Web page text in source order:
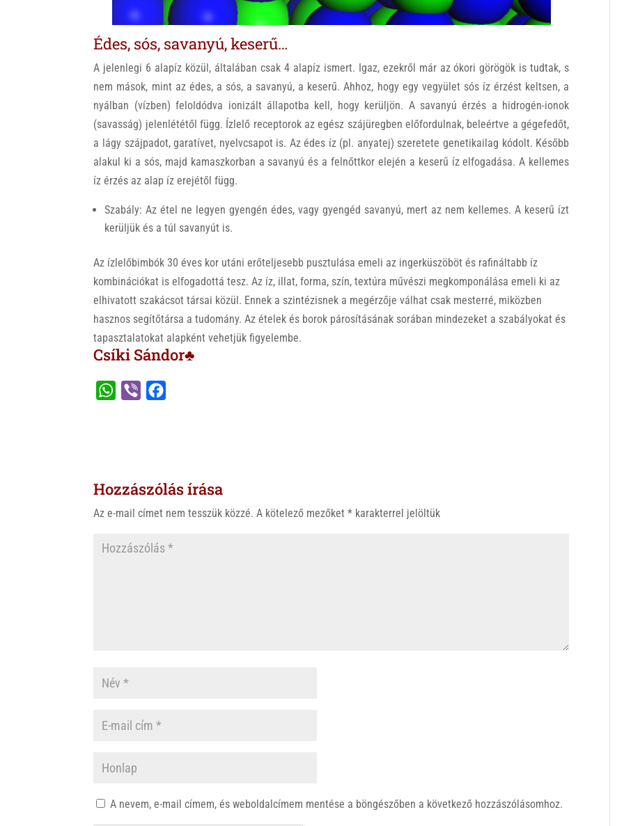
Édes, sós, savanyú, keserű…
A jelenlegi 6 alapíz közül, általában csak 4 alapíz ismert. Igaz, ezekről már az ókori görögök is tudtak, s
nem mások, mint az édes, a sós, a savanyú, a keserű. Ahhoz, hogy egy vegyület sós íz érzést keltsen, a
nyálban (vízben) feloldódva ionizált állapotba kell, hogy kerüljön. A savanyú érzés a hidrogén-ionok
(savasság) jelenlététől függ. Ízlelő receptorok az egész szájüregben előfordulnak, beleértve a gégefedőt,
a lágy szájpadot, garatívet, nyelvcsapot is. Az édes íz (pl. anyatej) szeretete genetikailag kódolt. Később
alakul ki a sós, majd kamaszkorban a savanyú és a felnőttkor elején a keserű íz elfogadása. A kellemes
íz érzés az alap íz erejétől függ.
Szabály: Az étel ne legyen gyengén édes, vagy gyengéd savanyú, mert az nem kellemes. A keserű ízt
kerüljük és a túl savanyút is.
Az ízlelőbimbók 30 éves kor utáni erőteljesebb pusztulása emeli az ingerküszöböt és rafináltabb íz
kombinációkat is elfogadottá tesz. Az íz, illat, forma, szín, textúra művészi megkomponálása emeli ki az
elhivatott szakácsot társai közül. Ennek a szintézisnek a megérzője válhat csak mesterré, miközben
hasznos segítőtársa a tudomány. Az ételek és borok párosításának sorában mindezeket a szabályokat és
tapasztalatokat alapként vehetjük figyelembe.
Csíki Sándor♣
W
A
o
Hozzászólás írása
Az e-mail címet nem tesszük közzé. A kötelező mezőket* karakterrel jelöltük
A nevem, e-mail címem, és weboldalcímem mentése a böngészőben a következő hozzászólásomhoz.